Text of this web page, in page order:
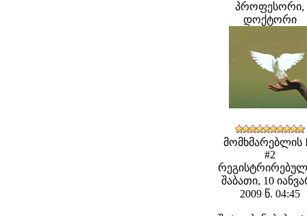
პროფესორი,
დოქტორი
მომხმარებლის
#2
შაბათი, 10
2009 წ. 04:45